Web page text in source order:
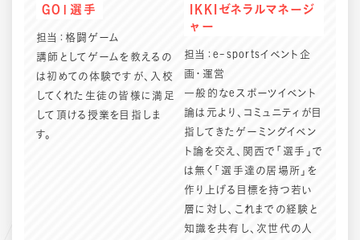
GO1選手
担当：格闘ゲーム
講師としてゲームを教えるの
は初めての体験ですが、入校
してくれた生徒の皆様に満足
して頂ける授業を目指しま
す。
IKKIゼネラルマネージ
ャー
担当：e-sportsイベント企
画・運営
一般的なeスポーツイベント
論は元より、コミュニティが目
指してきたゲーミングイベン
ト論を交え、関西で「選手」で
は無く「選手達の居場所」を
作り上げる目標を持つ若い
層に対し、これまでの経験と
知識を共有し、次世代の人